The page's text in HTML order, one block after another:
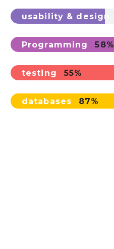
usability & design
Programming 58%
testing 55%
databases 87%